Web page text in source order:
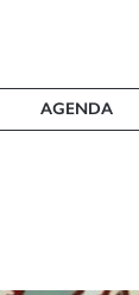
AGENDA